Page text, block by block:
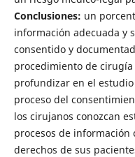
Conclusiones: un
información adecuada y
consentido y
procedimiento de
profundizar en el
proceso del
los cirujanos conozcan
procesos de
derechos de sus